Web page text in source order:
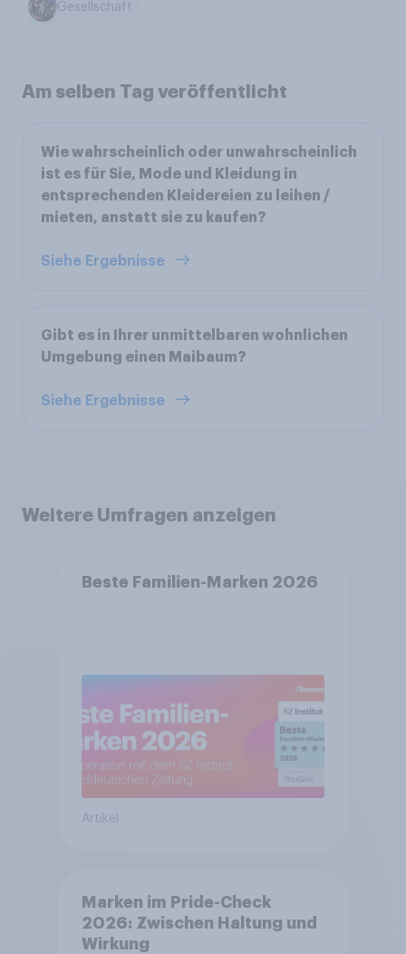
Gesellschaft
Am selben Tag veröffentlicht
Wie wahrscheinlich oder unwahrscheinlich
ist es für Sie, Mode und Kleidung in
entsprechenden Kleidereien zu leihen /
mieten, anstatt sie zu kaufen?
Siehe Ergebnisse
Gibt es in Ihrer unmittelbaren wohnlichen
Umgebung einen Maibaum?
Siehe Ergebnisse
Weitere Umfragen anzeigen
Beste Familien-Marken 2026
Artikel
Marken im Pride-Check
2026: Zwischen Haltung und
Wirkung